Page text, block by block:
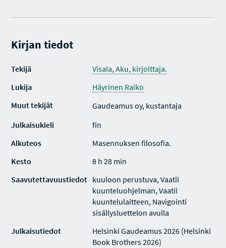
Kirjan tiedot
Tekijä
Visala, Aku, kirjoittaja.
Lukija
Häyrinen Raiko
Muut tekijät
Gaudeamus oy, kustantaja
Julkaisukieli
fin
Alkuteos
Masennuksen filosofia.
Kesto
8 h 28 min
Saavutettavuustiedot kuuloon perustuva, Vaatii
kuunteluohjelman, Vaatii
kuuntelulaitteen, Navigointi
sisällysluettelon avulla
Julkaisutiedot
Helsinki Gaudeamus 2026 (Helsinki
Book Brothers 2026)